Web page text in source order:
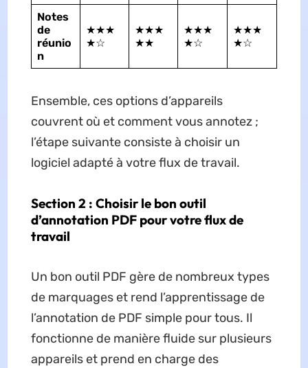
Notes
de
réunio
n
★★★
★☆
★★★
★★
★★★
★☆
★★★
★☆
Ensemble, ces options d’appareils
couvrent où et comment vous annotez ;
l’étape suivante consiste à choisir un
logiciel adapté à votre flux de travail.
Section 2 : Choisir le bon outil
d’annotation PDF pour votre flux de
travail
Un bon outil PDF gère de nombreux types
de marquages et rend l’apprentissage de
l’annotation de PDF simple pour tous. Il
fonctionne de manière fluide sur plusieurs
appareils et prend en charge des